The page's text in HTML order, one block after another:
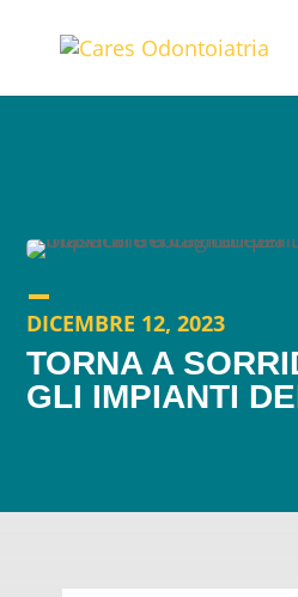
DICEMBRE 12, 2023
TORNA A
GLI IMPIANTI